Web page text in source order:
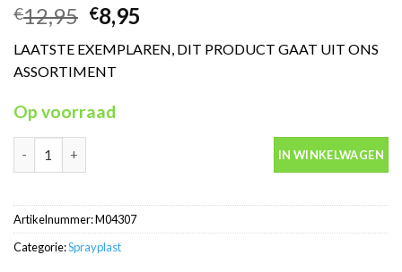
€12,95 Oorspronkelijke
prijs
was:
€12,95.
€8,95
is:
LAATSTE EXEMPLAREN, DIT PRODUCT GAAT UIT ONS
ASSORTIMENT
Op voorraad
IN WINKELWAGEN
Artikelnummer:M04307
Categorie:Sprayplast